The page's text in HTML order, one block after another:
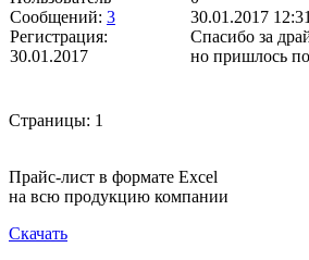
Сообщений: 3
Регистрация:
30.01.2017
30.01.2017
Спасибо за
но пришлось
Страницы: 1
Прайс-лист в формате Excel
на всю продукцию компании
Скачать